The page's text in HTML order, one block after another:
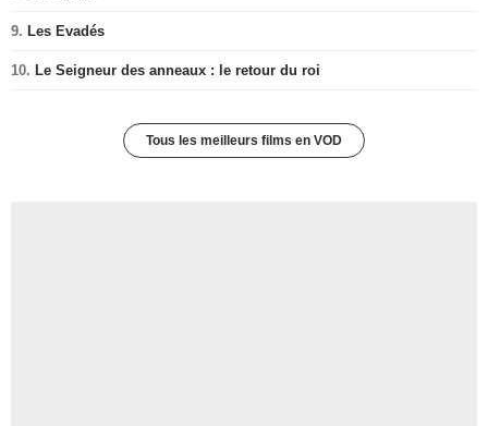
9. Les Evadés
10. Le Seigneur des anneaux : le retour du roi
Tous les meilleurs films en VOD